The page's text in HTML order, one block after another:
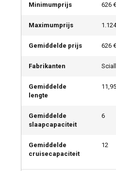
Minimumprijs 626
Maximumprijs
Gemiddelde prijs 626
Fabrikanten
Gemiddelde
lengte
11,95
Gemiddelde
slaapcapaciteit
6
Gemiddelde
cruisecapaciteit
12